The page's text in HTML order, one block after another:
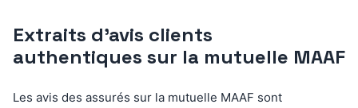
Extraits d’avis clients
authentiques sur la mutuelle MAAF
Les avis des assurés sur la mutuelle MAAF sont